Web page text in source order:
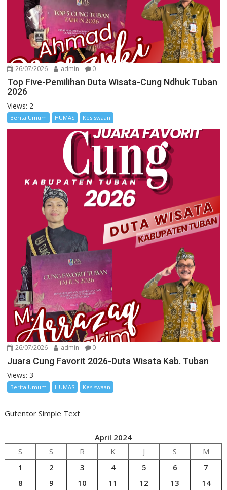
26/07/2026 admin 0
Top Five-Pemilihan Duta Wisata-Cung Ndhuk Tuban
2026
Views: 2
Berita Umum HUMAS Kesiswaan
26/07/2026 admin 0
Juara Cung Favorit 2026-Duta Wisata Kab. Tuban
Views: 3
Berita Umum HUMAS Kesiswaan
Gutentor Simple Text
April 2024
S
S R K J S
M
1
2 3 4 5 6
7
8
9 10 11 12 13
14